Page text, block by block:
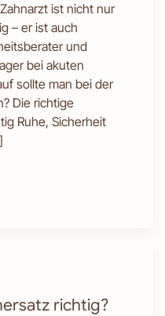
ist nicht nur
– er ist auch
und
bei akuten
sollte man bei der
Die richtige
Ruhe, Sicherheit
richtig?